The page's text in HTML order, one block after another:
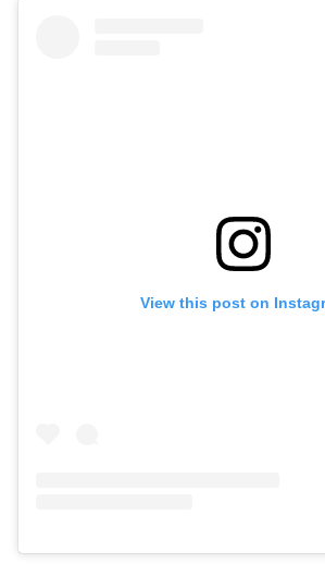
View this post on